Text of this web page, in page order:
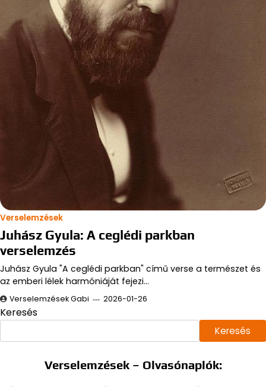
Verselemzések
Juhász Gyula: A ceglédi parkban
verselemzés
Juhász Gyula "A ceglédi parkban" című verse a természet és
az emberi lélek harmóniáját fejezi…
Verselemzések Gabi 2026-01-26
Keresés
Keresés
Verselemzések – Olvasónaplók: